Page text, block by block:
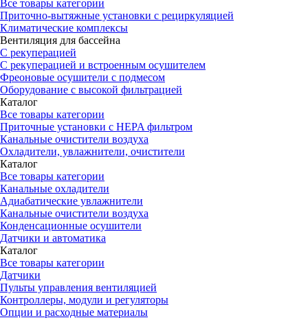
Все товары категории
Приточно-вытяжные установки с рециркуляцией
Климатические комплексы
Вентиляция для бассейна
С рекуперацией
С рекуперацией и встроенным осушителем
Фреоновые осушители с подмесом
Оборудование с высокой фильтрацией
Каталог
Все товары категории
Приточные установки c HEPA фильтром
Канальные очистители воздуха
Охладители, увлажнители, очистители
Каталог
Все товары категории
Канальные охладители
Адиабатические увлажнители
Канальные очистители воздуха
Конденсационные осушители
Датчики и автоматика
Каталог
Все товары категории
Датчики
Пульты управления вентиляцией
Контроллеры, модули и регуляторы
Опции и расходные материалы